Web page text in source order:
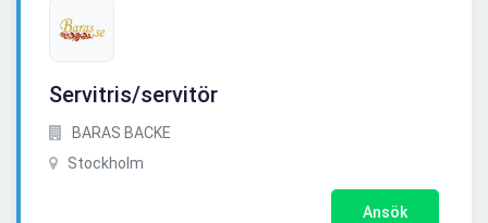
Servitris/servitör
BARAS BACKE
Stockholm
Ansök